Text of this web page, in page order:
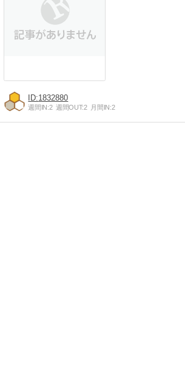
1832880
週間IN:2 週間OUT:2 月間IN:2